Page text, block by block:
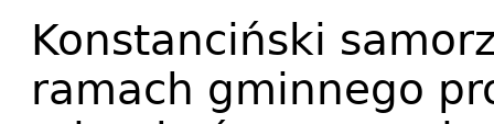
Konstanciński
ramach gminnego